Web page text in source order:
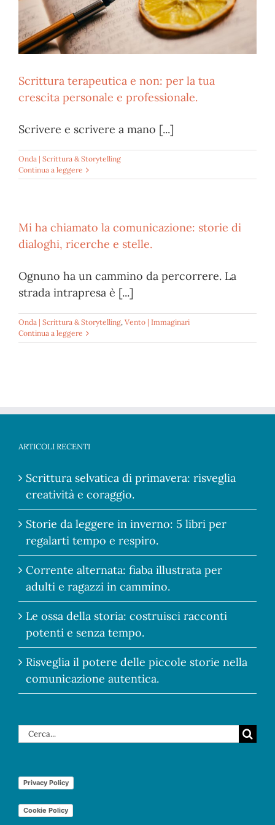
Scrittura terapeutica e non: per la tua
crescita personale e professionale.
Scrivere e scrivere a mano [...]
Onda | Scrittura & Storytelling
Continua a leggere
Mi ha chiamato la comunicazione: storie di
dialoghi, ricerche e stelle.
Ognuno ha un cammino da percorrere. La
strada intrapresa è [...]
Onda | Scrittura & Storytelling, Vento | Immaginari
Continua a leggere
ARTICOLI RECENTI
Scrittura selvatica di primavera: risveglia
creatività e coraggio.
Storie da leggere in inverno: 5 libri per
regalarti tempo e respiro.
Corrente alternata: fiaba illustrata per
adulti e ragazzi in cammino.
Le ossa della storia: costruisci racconti
potenti e senza tempo.
Risveglia il potere delle piccole storie nella
comunicazione autentica.
Cerca
Privacy Policy
Cookie Policy